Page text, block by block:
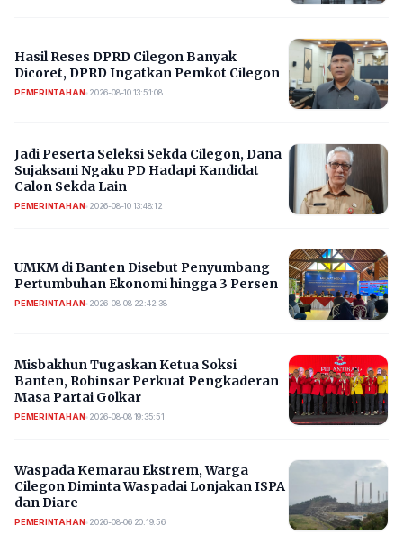
Hasil Reses DPRD Cilegon Banyak
Dicoret, DPRD Ingatkan Pemkot Cilegon
PEMERINTAHAN• 2026-08-10 13:51:08
Jadi Peserta Seleksi Sekda Cilegon, Dana
Sujaksani Ngaku PD Hadapi Kandidat
Calon Sekda Lain
PEMERINTAHAN• 2026-08-10 13:48:12
UMKM di Banten Disebut Penyumbang
Pertumbuhan Ekonomi hingga 3 Persen
PEMERINTAHAN• 2026-08-08 22:42:38
Misbakhun Tugaskan Ketua Soksi
Banten, Robinsar Perkuat Pengkaderan
Masa Partai Golkar
PEMERINTAHAN• 2026-08-08 19:35:51
Waspada Kemarau Ekstrem, Warga
Cilegon Diminta Waspadai Lonjakan ISPA
dan Diare
PEMERINTAHAN• 2026-08-06 20:19:56